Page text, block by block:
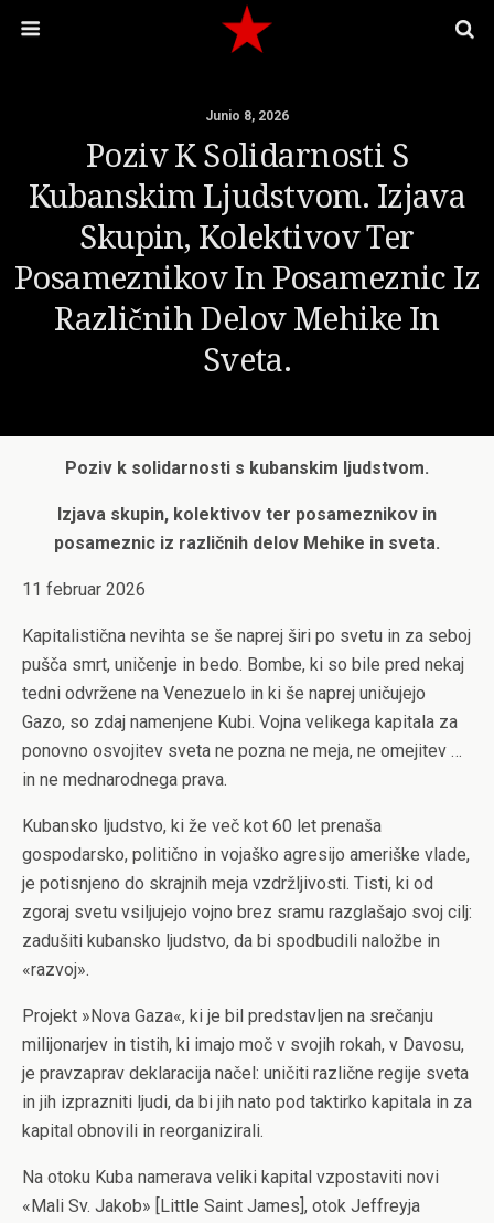
Junio 8, 2026
Poziv K Solidarnosti S
Kubanskim Ljudstvom. Izjava
Skupin, Kolektivov Ter
Posameznikov In Posameznic Iz
Različnih Delov Mehike In
Sveta.
Poziv k solidarnosti s kubanskim ljudstvom.
Izjava skupin, kolektivov ter posameznikov in
posameznic iz različnih delov Mehike in sveta.
11 februar 2026
Kapitalistična nevihta se še naprej širi po svetu in za seboj
pušča smrt, uničenje in bedo. Bombe, ki so bile pred nekaj
tedni odvržene na Venezuelo in ki še naprej uničujejo
Gazo, so zdaj namenjene Kubi. Vojna velikega kapitala za
ponovno osvojitev sveta ne pozna ne meja, ne omejitev …
in ne mednarodnega prava.
Kubansko ljudstvo, ki že več kot 60 let prenaša
gospodarsko, politično in vojaško agresijo ameriške vlade,
je potisnjeno do skrajnih meja vzdržljivosti. Tisti, ki od
zgoraj svetu vsiljujejo vojno brez sramu razglašajo svoj cilj:
zadušiti kubansko ljudstvo, da bi spodbudili naložbe in
«razvoj».
Projekt »Nova Gaza«, ki je bil predstavljen na srečanju
milijonarjev in tistih, ki imajo moč v svojih rokah, v Davosu,
je pravzaprav deklaracija načel: uničiti različne regije sveta
in jih izprazniti ljudi, da bi jih nato pod taktirko kapitala in za
kapital obnovili in reorganizirali.
Na otoku Kuba namerava veliki kapital vzpostaviti novi
«Mali Sv. Jakob» [Little Saint James], otok Jeffreyja